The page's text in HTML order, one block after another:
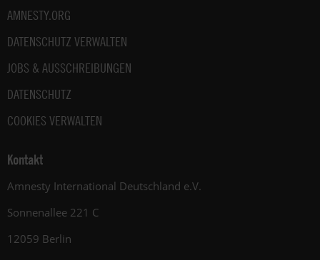
AMNESTY.ORG
DATENSCHUTZ VERWALTEN
JOBS & AUSSCHREIBUNGEN
DATENSCHUTZ
COOKIES VERWALTEN
Kontakt
Amnesty International Deutschland e.V.
Sonnenallee 221 C
12059 Berlin